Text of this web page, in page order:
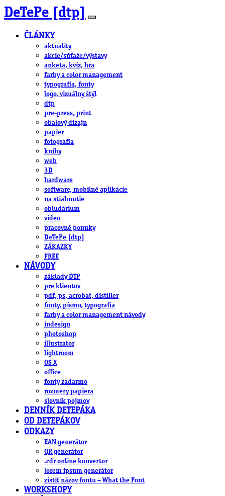
DeTePe [dtp]
ČLÁNKY
aktuality
akcie/súťaže/výstavy
anketa, kvíz, hra
farby a color management
typografia, fonty
logo, vizuálny štýl
dtp
pre-press, print
obalový dizajn
papier
fotografia
knihy
web
3D
hardware
software, mobilné aplikácie
na stiahnutie
obludárium
video
pracovné ponuky
DeTePe [dtp]
ZÁKAZKY
FREE
NÁVODY
základy DTP
pre klientov
pdf, ps, acrobat, distiller
fonty, písmo, typografia
farby a color management návody
indesign
photoshop
illustrator
lightroom
OS X
office
fonty zadarmo
rozmery papiera
slovník pojmov
DENNÍK DETEPÁKA
OD DETEPÁKOV
ODKAZY
EAN generátor
QR generátor
.cdr online konvertor
lorem ipsum generátor
zistiť názov fontu – What the Font
WORKSHOPY